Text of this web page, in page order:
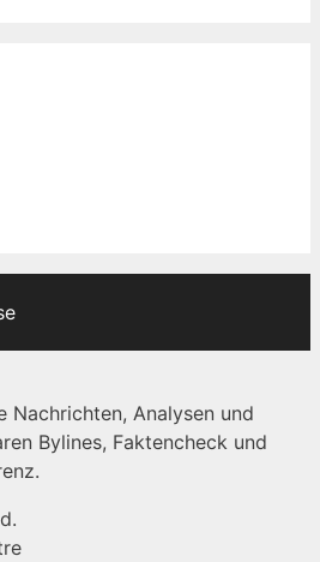
Nachrichten, Analysen und
Bylines, Faktencheck und